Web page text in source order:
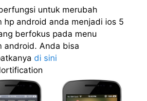
untuk merubah
hp android anda menjadi ios 5
berfokus pada menu
android. Anda bisa
di sini